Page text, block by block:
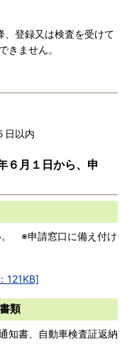
登録又は検査を受けて
きません。
日以内
月１日から、申
※申請窓口に備え付け
121KB]
類
知書、自動車検査証返納